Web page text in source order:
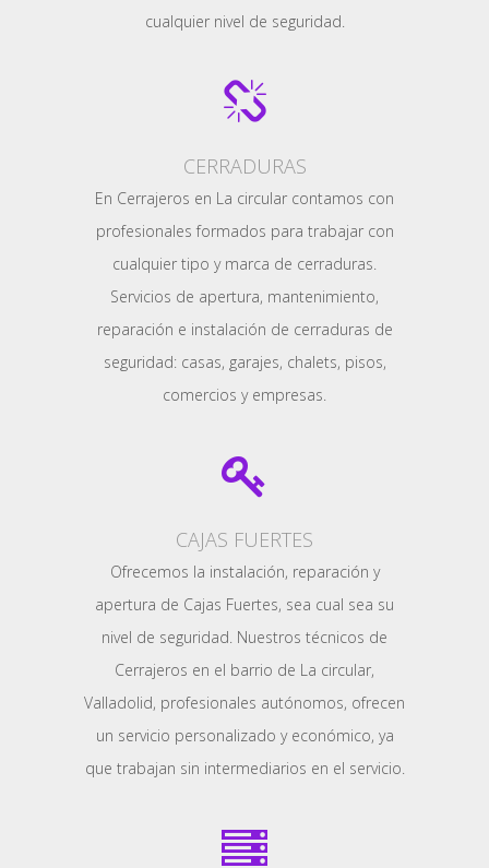
cualquier nivel de seguridad.
CERRADURAS
En Cerrajeros en La circular contamos con
profesionales formados para trabajar con
cualquier tipo y marca de cerraduras.
Servicios de apertura, mantenimiento,
reparación e instalación de cerraduras de
seguridad: casas, garajes, chalets, pisos,
comercios y empresas.
CAJAS FUERTES
Ofrecemos la instalación, reparación y
apertura de Cajas Fuertes, sea cual sea su
nivel de seguridad. Nuestros técnicos de
Cerrajeros en el barrio de La circular,
Valladolid, profesionales autónomos, ofrecen
un servicio personalizado y económico, ya
que trabajan sin intermediarios en el servicio.